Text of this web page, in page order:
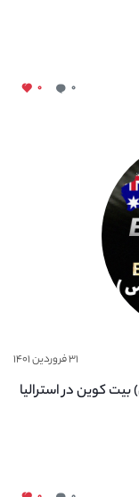
۰ ۰
۳۱ فروردین ۱۴۰۱